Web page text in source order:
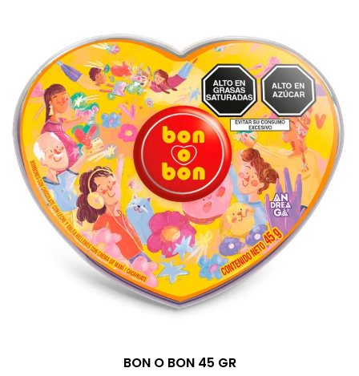
BON O BON 45 GR